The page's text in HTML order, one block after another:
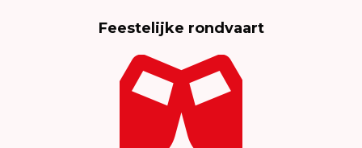
Feestelijke rondvaart